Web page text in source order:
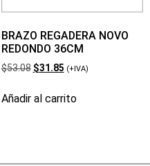
BRAZO REGADERA NOVO
REDONDO 36CM
$53.08 $31.85 (+IVA)
Añadir al carrito